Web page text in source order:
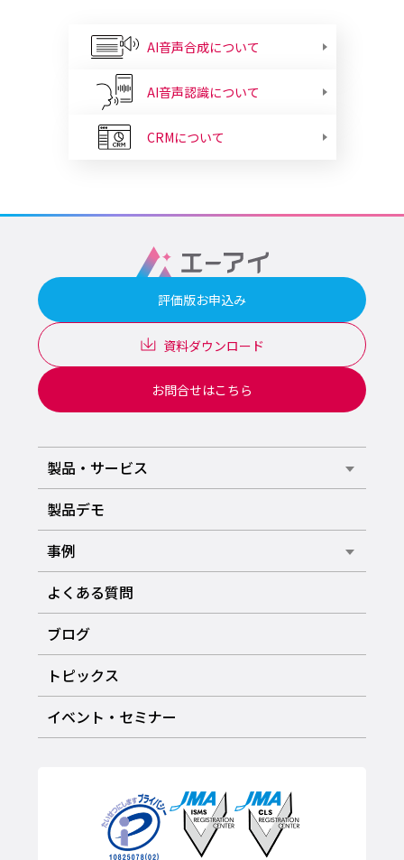
AI音声合成について
AI音声認識について
CRMについて
評価版お申込み
資料ダウンロード
お問合せはこちら
製品・サービス
製品デモ
事例
よくある質問
ブログ
トピックス
イベント・セミナー